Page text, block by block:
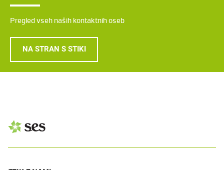
Pregled vseh naših kontaktnih oseb
NA STRAN S STIKI